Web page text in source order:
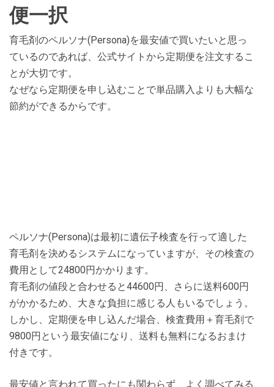
便一択
育毛剤のペルソナ(Persona)を最安値で買いたいと思っ
ているのであれば、公式サイトから定期便を注文するこ
とが大切です。
なぜなら定期便を申し込むことで単品購入よりも大幅な
節約ができるからです。
ペルソナ(Persona)は最初に遺伝子検査を行って適した
育毛剤を決めるシステムになっていますが、その検査の
費用として24800円かかります。
育毛剤の値段と合わせると44600円、さらに送料600円
がかかるため、大きな負担に感じる人もいるでしょう。
しかし、定期便を申し込んだ場合、検査費用＋育毛剤で
9800円という最安値になり、送料も無料になるおまけ
付きです。
最安値と言われて買ったにも関わらず、よく調べてみる